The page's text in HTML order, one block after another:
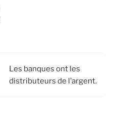
Les banques ont les
distributeurs de l’argent.